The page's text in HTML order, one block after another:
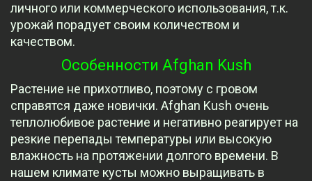
личного или коммерческого использования, т.к.
урожай порадует своим количеством и
качеством.
Особенности Afghan Kush
Растение не прихотливо, поэтому с гровом
справятся даже новички. Afghan Kush очень
теплолюбивое растение и негативно реагирует на
резкие перепады температуры или высокую
влажность на протяжении долгого времени. В
нашем климате кусты можно выращивать в